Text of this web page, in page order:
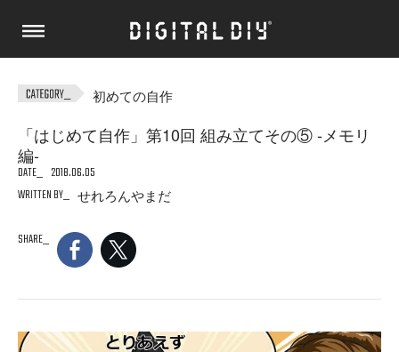
初めての自作
「はじめて自作」第10回 組み立てその⑤ -メモリ
編-
DATE
2018.06.05
WRITTEN BY
せれろんやまだ
SHARE